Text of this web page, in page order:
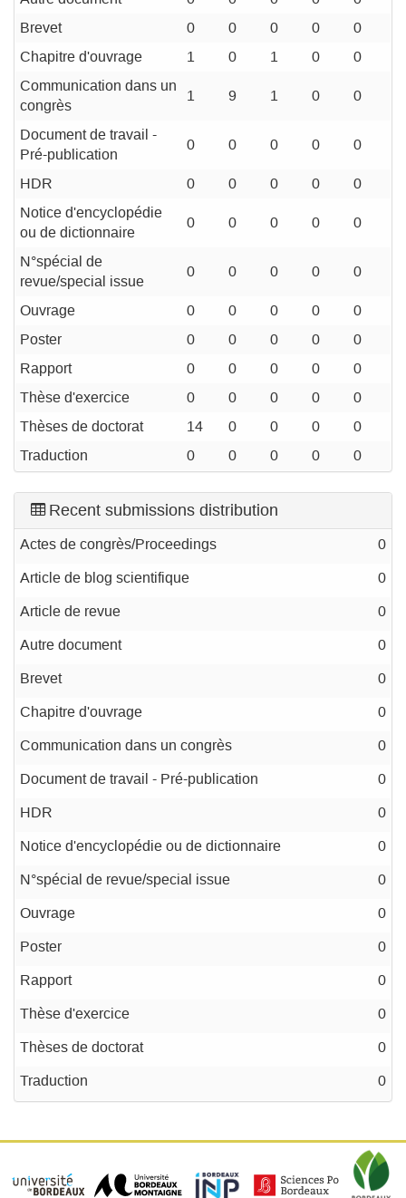
Brevet
0 0 0 0
0
Chapitre d'ouvrage
1 0 1 0
0
Communication dans un
congrès
1 9 1 0 0
Document de travail -
Pré-publication
0 0 0 0 0
HDR 0 0 0 0
0
Notice d'encyclopédie
ou de dictionnaire
0 0 0 0 0
N°spécial de
revue/special issue
0 0 0 0 0
Ouvrage 0 0 0 0
0
Poster
0 0 0 0
0
Rapport
0 0 0 0
0
Thèse d'exercice
0 0 0 0
0
Thèses de doctorat
14 0 0 0
0
Traduction
0 0 0 0 0
Recent submissions distribution
Actes de congrès/Proceedings 0
Article de blog scientifique 0
Article de revue 0
Autre document 0
Brevet 0
Chapitre d'ouvrage 0
Communication dans un congrès 0
Document de travail - Pré-publication 0
HDR 0
Notice d'encyclopédie ou de dictionnaire 0
N°spécial de revue/special issue 0
Ouvrage 0
Poster 0
Rapport 0
Thèse d'exercice 0
Thèses de doctorat 0
Traduction 0